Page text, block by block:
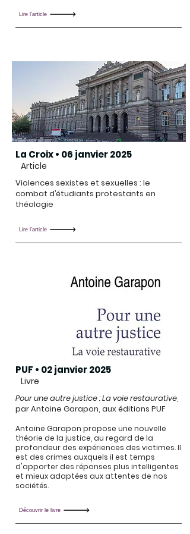
Lire l'article
La Croix • 06 janvier 2025
Article
Violences sexistes et sexuelles : le
combat d’étudiants protestants en
théologie
Lire l'article
PUF • 02 janvier 2025
Livre
Pour une autre justice : La voie restaurative,
par Antoine Garapon, aux éditions PUF
Antoine Garapon propose une nouvelle
théorie de la justice, au regard de la
profondeur des expériences des victimes. Il
est des crimes auxquels il est temps
d'apporter des réponses plus intelligentes
et mieux adaptées aux attentes de nos
sociétés.
Découvrir le livre